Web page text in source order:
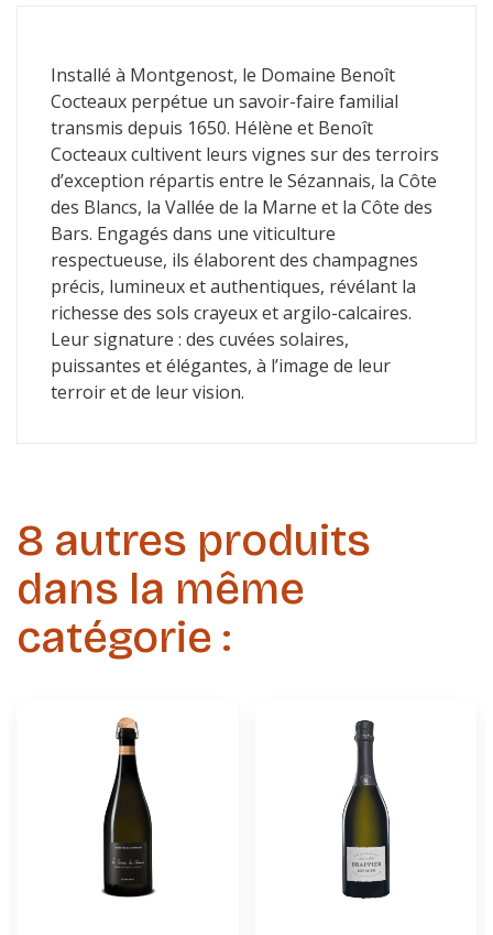
Installé à Montgenost, le Domaine Benoît
Cocteaux perpétue un savoir-faire familial
transmis depuis 1650. Hélène et Benoît
Cocteaux cultivent leurs vignes sur des terroirs
d’exception répartis entre le Sézannais, la Côte
des Blancs, la Vallée de la Marne et la Côte des
Bars. Engagés dans une viticulture
respectueuse, ils élaborent des champagnes
précis, lumineux et authentiques, révélant la
richesse des sols crayeux et argilo-calcaires.
Leur signature : des cuvées solaires,
puissantes et élégantes, à l’image de leur
terroir et de leur vision.
8 autres produits
dans la même
catégorie :